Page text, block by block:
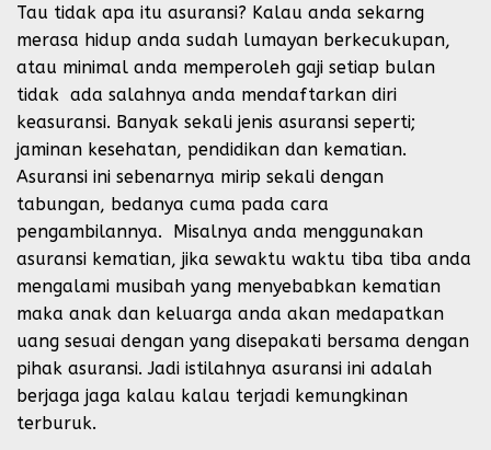
Tau tidak apa itu asuransi? Kalau anda sekarng
merasa hidup anda sudah lumayan berkecukupan,
atau minimal anda memperoleh gaji setiap bulan
tidak ada salahnya anda mendaftarkan diri
keasuransi. Banyak sekali jenis asuransi seperti;
jaminan kesehatan, pendidikan dan kematian.
Asuransi ini sebenarnya mirip sekali dengan
tabungan, bedanya cuma pada cara
pengambilannya. Misalnya anda menggunakan
asuransi kematian, jika sewaktu waktu tiba tiba anda
mengalami musibah yang menyebabkan kematian
maka anak dan keluarga anda akan medapatkan
uang sesuai dengan yang disepakati bersama dengan
pihak asuransi. Jadi istilahnya asuransi ini adalah
berjaga jaga kalau kalau terjadi kemungkinan
terburuk.